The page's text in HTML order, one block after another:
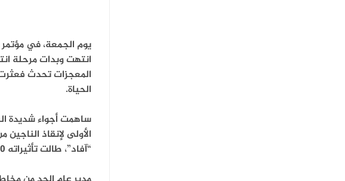
يوم الجمعة، في
الحياة.
ساهمت أجواء شديدة
“آفاد”، طالت تأثيراته 10 محافظات تركية إلى جانب حلب وإدلب واللاذقية وحماة بسوريا.